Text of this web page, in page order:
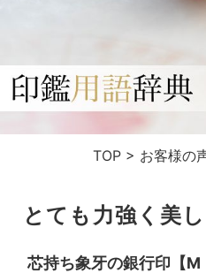
TOP> お客様の
とても力強く美
芯持ち象牙の銀行印【M